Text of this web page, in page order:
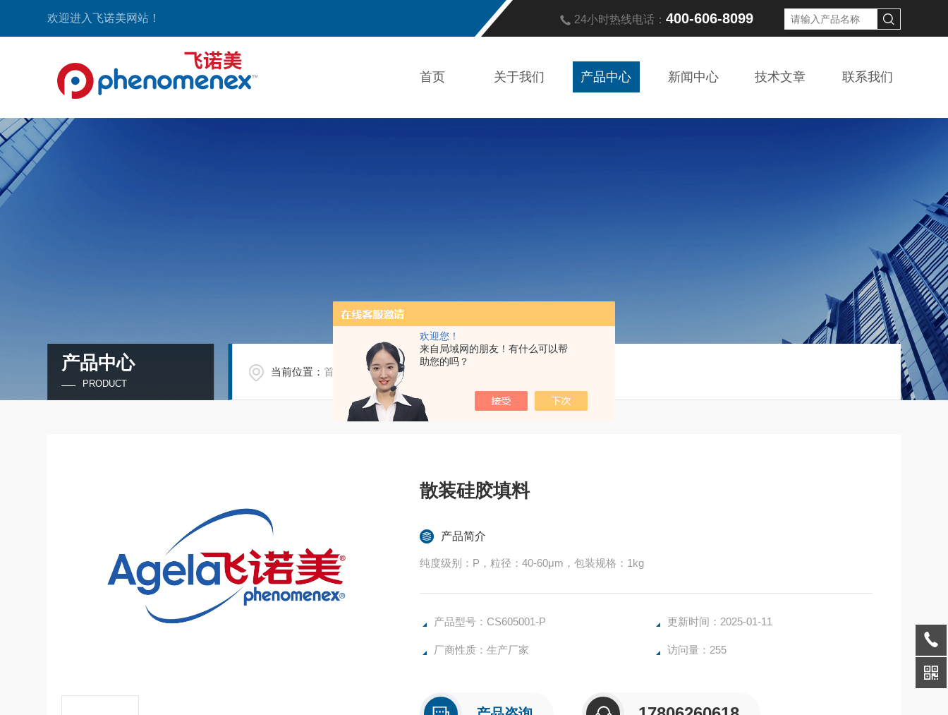
欢迎您！
来自局域网的朋友！有什么可以帮
助您的吗？
欢迎进入飞诺美网站！ 24小时热线电话： 400-606-8099
首页 关于我们 产品中心 新闻中心 技术文章 联系我们
产品中心
PRODUCT
当前位置：首页 产品中心/ / / CS605001-P散装硅胶填料
散装硅胶填料
产品简介
纯度级别：P，粒径：40-60μm，包装规格：1kg
产品型号：CS605001-P 更新时间：2025-01-11
厂商性质：生产厂家 访问量：255